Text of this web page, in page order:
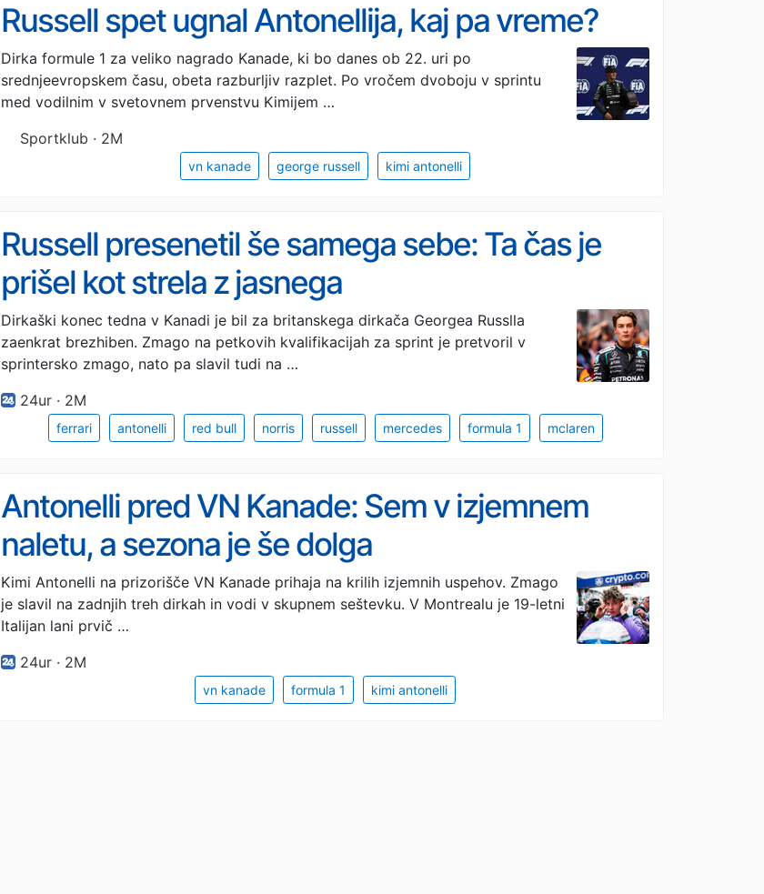
Russell spet ugnal Antonellija, kaj pa vreme?
Dirka formule 1 za veliko nagrado Kanade, ki bo danes ob 22. uri po
srednjeevropskem času, obeta razburljiv razplet. Po vročem dvoboju v sprintu
med vodilnim v svetovnem prvenstvu Kimijem …
Sportklub · 2M
vn kanade george russell kimi antonelli
Russell presenetil še samega sebe: Ta čas je
prišel kot strela z jasnega
Dirkaški konec tedna v Kanadi je bil za britanskega dirkača Georgea Russlla
zaenkrat brezhiben. Zmago na petkovih kvalifikacijah za sprint je pretvoril v
sprintersko zmago, nato pa slavil tudi na …
24ur · 2M
ferrari antonelli red bull norris russell mercedes formula 1 mclaren
Antonelli pred VN Kanade: Sem v izjemnem
naletu, a sezona je še dolga
Kimi Antonelli na prizorišče VN Kanade prihaja na krilih izjemnih uspehov. Zmago
je slavil na zadnjih treh dirkah in vodi v skupnem seštevku. V Montrealu je 19-letni
Italijan lani prvič …
24ur · 2M
vn kanade formula 1 kimi antonelli